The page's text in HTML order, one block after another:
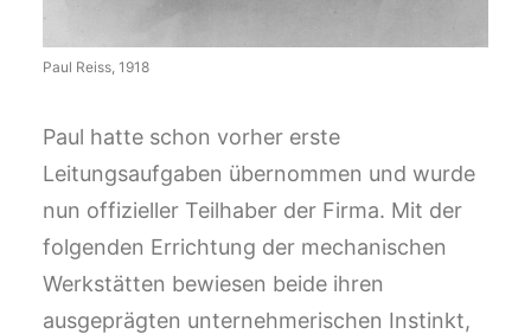
Paul Reiss, 1918
Paul hatte schon vorher erste
Leitungsaufgaben übernommen und wurde
nun offizieller Teilhaber der Firma. Mit der
folgenden Errichtung der mechanischen
Werkstätten bewiesen beide ihren
ausgeprägten unternehmerischen Instinkt,